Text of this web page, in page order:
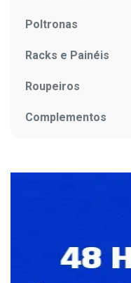
Poltronas
Racks e Painéis
Roupeiros
Complementos